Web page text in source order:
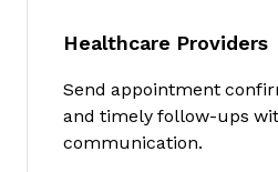
Healthcare Providers
Send appointment
and timely follow-ups
communication.